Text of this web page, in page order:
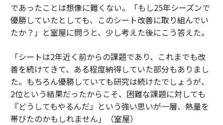
であったことは想像に難くない。「もし25年シーズンで
優勝していたとしても、このシート改善に取り組んでい
たか？」と室屋に問うと、少し考えた後にこう答えた。
「シートは2年近く前からの課題であり、これまでも改
善を続けてきて、ある程度納得していた部分もありまし
た。もちろん優勝していても研究は続けたでしょうが、
2位という結果だったからこそ、困難な課題に対しても
『どうしてもやるんだ』という強い思いが一層、熱量を
帯びたのかもしれません」（室屋）